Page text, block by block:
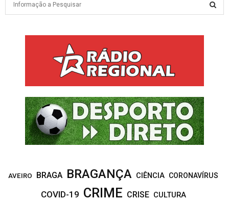
AVEIRO BRAGA BRAGANÇA CIÊNCIA CORONAVÍRUS
COVID-19 CRIME CRISE CULTURA